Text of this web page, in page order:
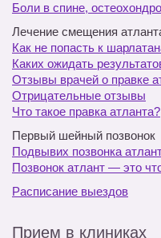
Боли в спине,
Лечение смещения
Как не попасть к
Каких ожидать
Отзывы врачей о правке
Отрицательные отзывы
Что такое правка атланта?
Первый шейный позвонок
Подвывих позвонка
Позвонок атлант — это
Расписание выездов
Прием в клиниках